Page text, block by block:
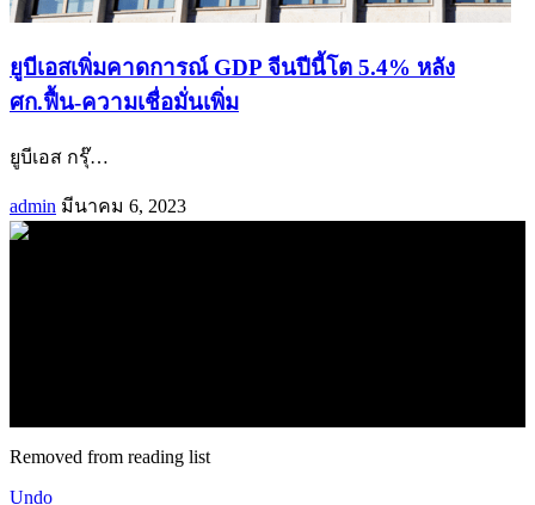
ยูบีเอสเพิ่มคาดการณ์ GDP จีนปีนี้โต 5.4% หลัง
ศก.ฟื้น-ความเชื่อมั่นเพิ่ม
ยูบีเอส กรุ๊…
admin มีนาคม 6, 2023
Removed from reading list
Undo